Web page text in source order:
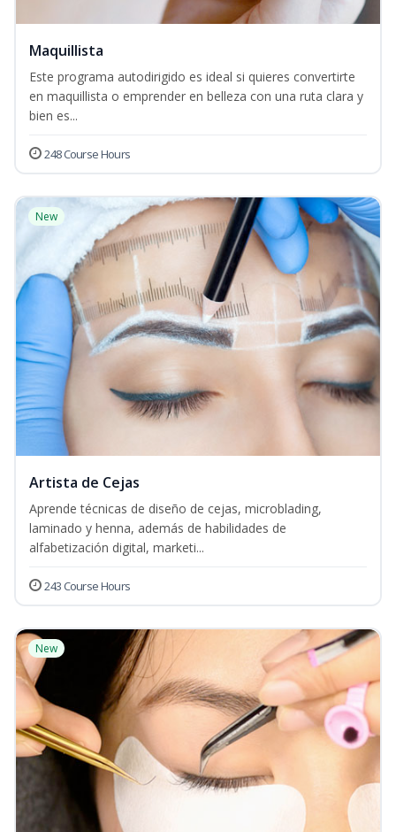
Maquillista
Este programa autodirigido es ideal si quieres convertirte
en maquillista o emprender en belleza con una ruta clara y
bien es...
248 Course Hours
New
Artista de Cejas
Aprende técnicas de diseño de cejas, microblading,
laminado y henna, además de habilidades de
alfabetización digital, marketi...
243 Course Hours
New